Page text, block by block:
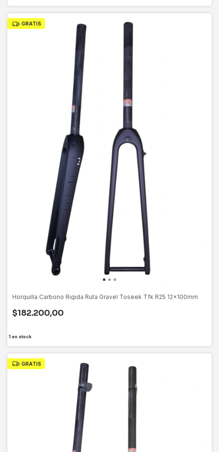
GRATIS
Horquilla Carbono Rigida Ruta Gravel Toseek Tfk R25 12x100mm
$182.200,00
1 en stock
GRATIS